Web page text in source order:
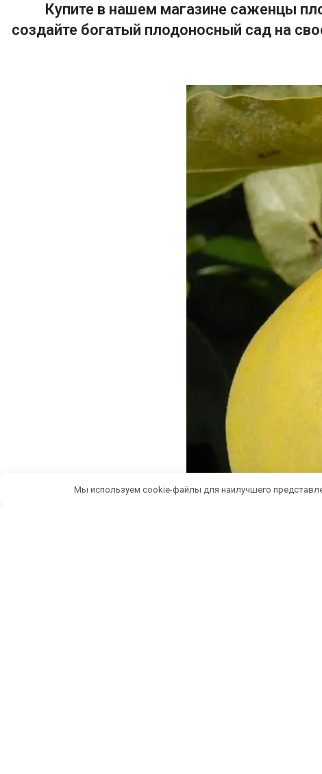
Купите в нашем магазине саженцы
создайте богатый плодоносный сад на
Мы используем cookie-файлы для наилучшего